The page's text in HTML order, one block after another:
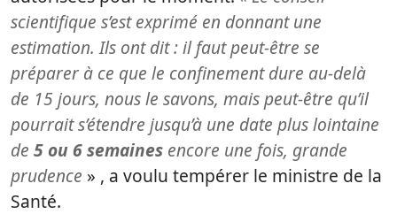
scientifique s’est exprimé en donnant une
estimation. Ils ont dit : il faut peut-être se
préparer à ce que le confinement dure au-delà
de 15 jours, nous le savons, mais peut-être qu’il
pourrait s’étendre jusqu’à une date plus lointaine
de 5 ou 6 semaines encore une fois, grande
prudence » , a voulu tempérer le ministre de la
Santé.